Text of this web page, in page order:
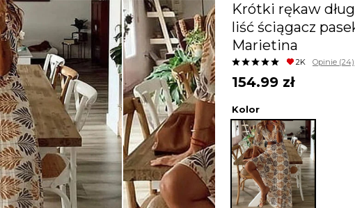
Krótki rękaw
liść ściągacz
Marietina
2K Opinie (24)
154.99 zł
Kolor